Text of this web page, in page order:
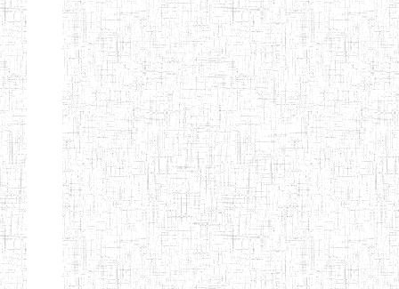
Chercher:
Effacer les filtres
Denomination
Type